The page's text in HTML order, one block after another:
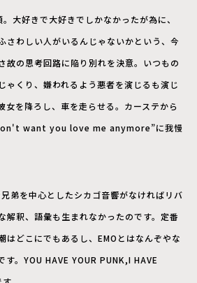
大好きで大好きでしかなかったが為に、
さわしい人がいるんじゃないかという、今
故の思考回路に陥り別れを決意。いつもの
ゃくり、嫌われるよう悪者を演じるも演じ
女を降ろし、車を走らせる。カーステから
want you love me anymore”に我慢
弟を中心としたシカゴ音響がなければリバ
解釈、語彙も生まれなかったのです。定番
はどこにでもあるし、EMOとはなんぞやな
す。YOU HAVE YOUR PUNK,I HAVE